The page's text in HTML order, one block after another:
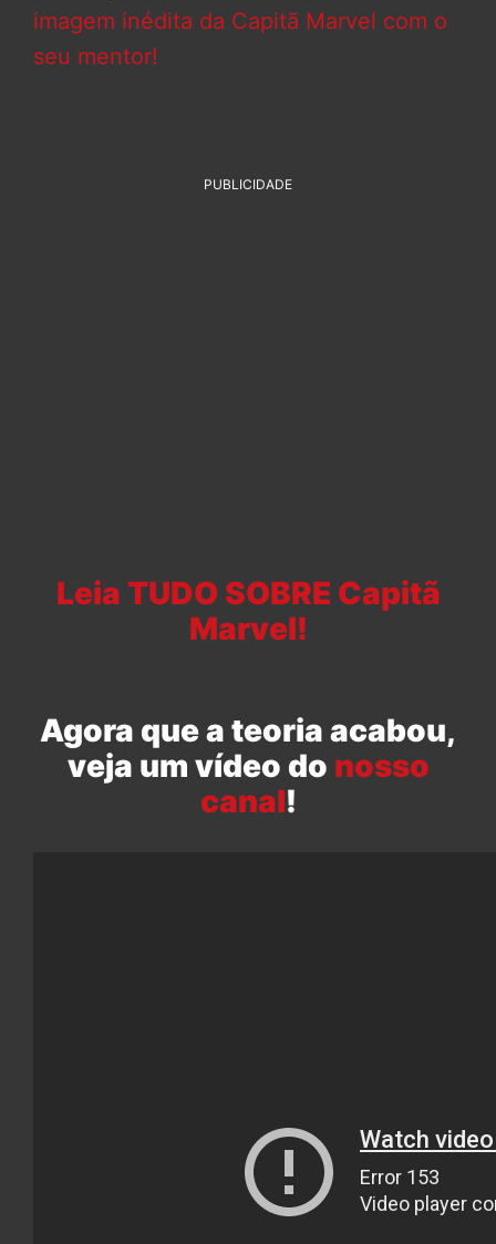
imagem inédita da Capitã Marvel com o
seu mentor!
PUBLICIDADE
Leia TUDO SOBRE Capitã
Marvel!
Agora que a teoria acabou,
veja um vídeo do nosso
canal!